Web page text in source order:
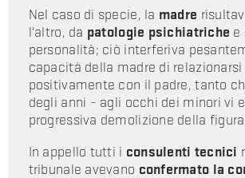
Nel caso di specie, la madre
l'altro, da patologie psichiatriche e
personalità; ciò interferiva
capacità della madre di relazionarsi
positivamente con il padre, tanto
degli anni – agli occhi dei minori vi
progressiva demolizione della
In appello tutti i consulenti tecnici
tribunale avevano confermato la